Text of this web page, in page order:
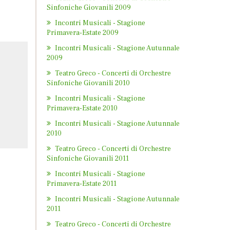
Sinfoniche Giovanili 2009
Incontri Musicali - Stagione
Primavera-Estate 2009
Incontri Musicali - Stagione Autunnale
2009
Teatro Greco - Concerti di Orchestre
Sinfoniche Giovanili 2010
Incontri Musicali - Stagione
Primavera-Estate 2010
Incontri Musicali - Stagione Autunnale
2010
Teatro Greco - Concerti di Orchestre
Sinfoniche Giovanili 2011
Incontri Musicali - Stagione
Primavera-Estate 2011
Incontri Musicali - Stagione Autunnale
2011
Teatro Greco - Concerti di Orchestre